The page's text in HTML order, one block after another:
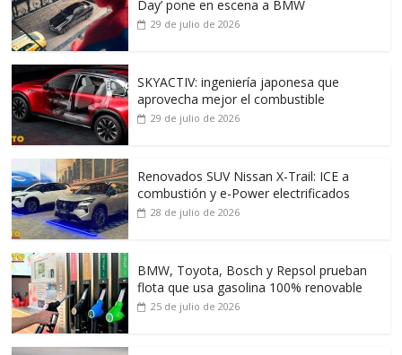
Day’ pone en escena a BMW
29 de julio de 2026
SKYACTIV: ingeniería japonesa que
aprovecha mejor el combustible
29 de julio de 2026
Renovados SUV Nissan X-Trail: ICE a
combustión y e-Power electrificados
28 de julio de 2026
BMW, Toyota, Bosch y Repsol prueban
flota que usa gasolina 100% renovable
25 de julio de 2026